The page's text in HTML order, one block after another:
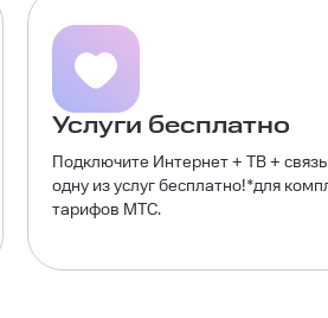
Услуги бесплатно
Подключите Интернет + ТВ +
одну из услуг бесплатно!*для
тарифов МТС.